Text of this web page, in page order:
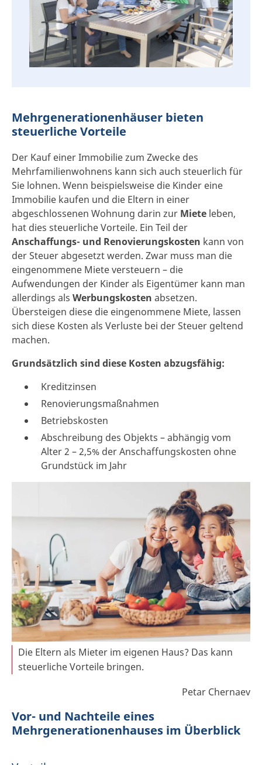
Mehrgenerationenhäuser bieten
steuerliche Vorteile
Der Kauf einer Immobilie zum Zwecke des
Mehrfamilienwohnens kann sich auch steuerlich für
Sie lohnen. Wenn beispielsweise die Kinder eine
Immobilie kaufen und die Eltern in einer
abgeschlossenen Wohnung darin zur Miete leben,
hat dies steuerliche Vorteile. Ein Teil der
Anschaffungs- und Renovierungskosten kann von
der Steuer abgesetzt werden. Zwar muss man die
eingenommene Miete versteuern – die
Aufwendungen der Kinder als Eigentümer kann man
allerdings als Werbungskosten absetzen.
Übersteigen diese die eingenommene Miete, lassen
sich diese Kosten als Verluste bei der Steuer geltend
machen.
Grundsätzlich sind diese Kosten abzugsfähig:
Kreditzinsen
Renovierungsmaßnahmen
Betriebskosten
Abschreibung des Objekts – abhängig vom
Alter 2 – 2,5% der Anschaffungskosten ohne
Grundstück im Jahr
Die Eltern als Mieter im eigenen Haus? Das kann
steuerliche Vorteile bringen.
Petar Chernaev
Vor- und Nachteile eines
Mehrgenerationenhauses im Überblick